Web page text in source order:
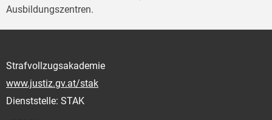
Ausbildungszentren.
Strafvollzugsakademie
www.justiz.gv.at/stak
Dienststelle: STAK